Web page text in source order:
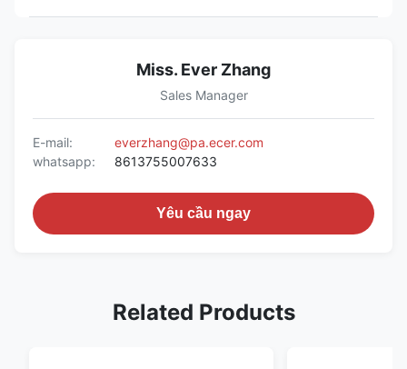
Miss. Ever Zhang
Sales Manager
E-mail:
everzhang@pa.ecer.com
whatsapp:
8613755007633
Yêu cầu ngay
Related Products